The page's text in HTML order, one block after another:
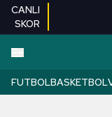
CANLI
SKOR
FUTBOLBASKETBOL